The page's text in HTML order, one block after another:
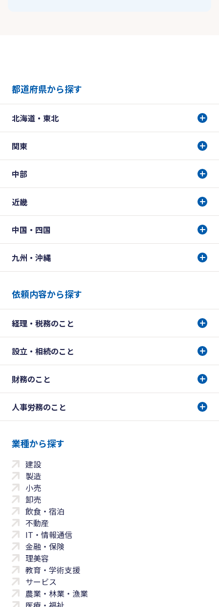
都道府県から探す
北海道・東北
関東
中部
近畿
中国・四国
九州・沖縄
依頼内容から探す
経理・税務のこと
設立・相続のこと
財務のこと
人事労務のこと
業種から探す
建設
製造
小売
卸売
飲食・宿泊
不動産
IT・情報通信
金融・保険
理美容
教育・学術支援
サービス
農業・林業・漁業